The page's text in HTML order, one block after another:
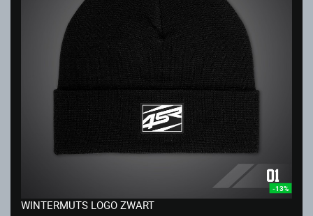
-13%
WINTERMUTS LOGO ZWART